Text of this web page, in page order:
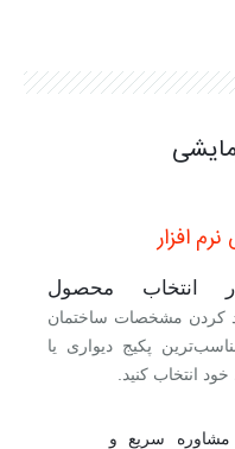
افزار
انتخاب محصول
کردن مشخصات ساختمان
پکیج دیواری یا
انتخاب کنید.
مشاوره سریع و